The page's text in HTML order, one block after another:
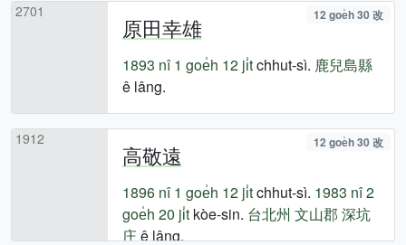
2701
原田幸雄 12 goe̍h 30 改
1893 nî 1 goe̍h 12 ji̍tchhut-sì. 鹿兒島縣
ê lâng.
1912
高敬遠 12 goe̍h 30 改
1896 nî 1 goe̍h 12 ji̍tchhut-sì. 1983 nî2
goe̍h 20 ji̍tkòe-sin. 台北州 文山郡 深坑
庄ê lâng.